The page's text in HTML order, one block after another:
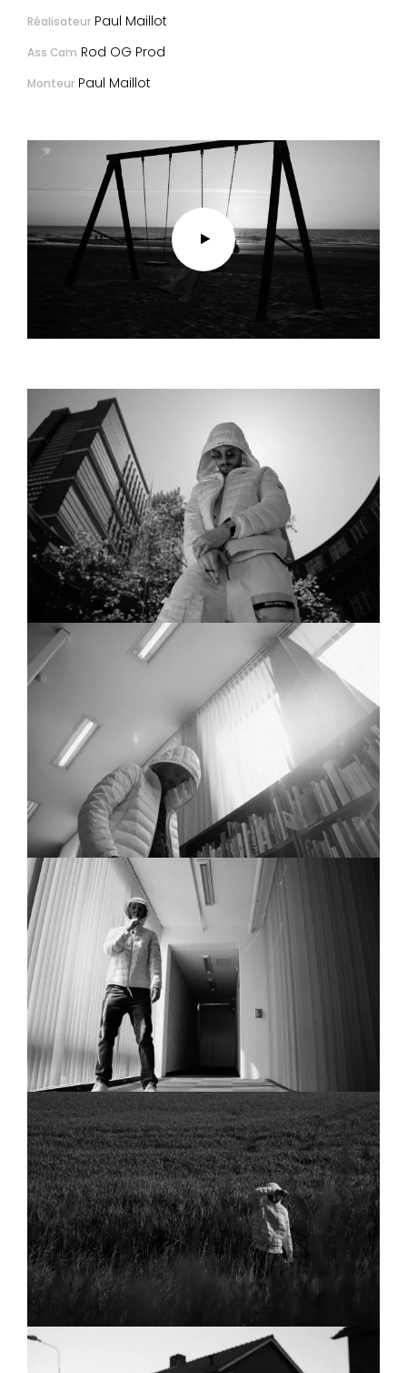
Réalisateur Paul Maillot
Ass Cam Rod OG Prod
Monteur Paul Maillot